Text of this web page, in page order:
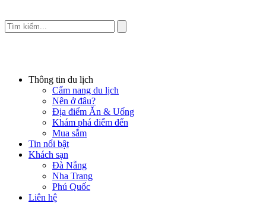
Thông tin du lịch
Cẩm nang du lịch
Nên ở đâu?
Địa điểm Ăn & Uống
Khám phá điểm đến
Mua sắm
Tin nổi bật
Khách sạn
Đà Nẵng
Nha Trang
Phú Quốc
Liên hệ